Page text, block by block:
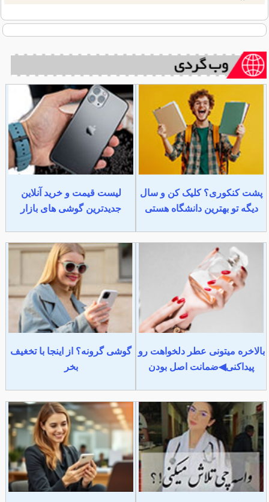
پشت کنکوری؟ کلیک کن و سال
دیگه تو بهترین دانشگاه هستی
لیست قیمت و خرید آنلاین
جدیدترین گوشی های بازار
بالاخره میتونی عطر دلخواهت رو
پیداکنی◀ضمانت اصل بودن
گوشی گرونه؟ از اینجا با تخغیف
بخر